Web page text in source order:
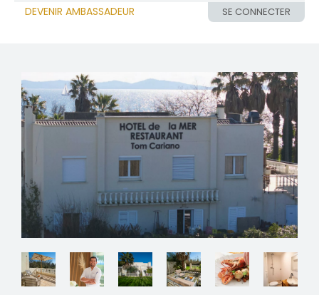
DEVENIR AMBASSADEUR SE CONNECTER